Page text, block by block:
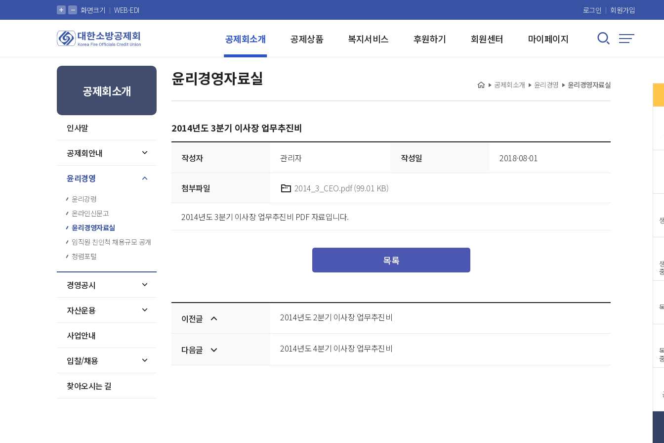
대한소방공제회
화면크기
확대 축소 WEB-EDI 로그인 회원가입
공제회소개 공제상품 복지서비스 후원하기 회원센터 마이페이지 검색 열기/닫기
공제회소개
인사말
공제회안내
윤리경영
윤리강령
온라인신문고
윤리경영자료실
임직원 친인척 채용규모 공개
청렴포털
경영공시
자산운용
사업안내
입찰/채용
찾아오시는 길
윤리경영자료실 현재 위치:
홈 공제회소개 윤리경영 윤리경영자료실
2014년도 3분기 이사장 업무추진비
상세작성자 관리자 작성일 2018-08-01
첨부파일 2014_3_CEO.pdf (99.01 KB)
2014년도 3분기 이사장 업무추진비 PDF 자료입니다.
목록
다음글
이전글 2014년도 2분기 이사장 업무추진비
다음글 2014년도 4분기 이사장 업무추진비